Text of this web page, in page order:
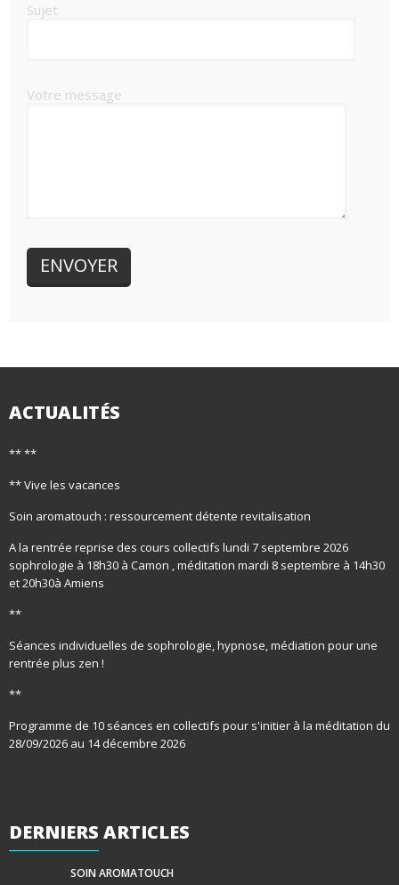
Sujet
Votre message
ACTUALITÉS
** **
** Vive les vacances
Soin aromatouch : ressourcement détente revitalisation
A la rentrée reprise des cours collectifs lundi 7 septembre 2026
sophrologie à 18h30 à Camon , méditation mardi 8 septembre à 14h30
et 20h30à Amiens
**
Séances individuelles de sophrologie, hypnose, médiation pour une
rentrée plus zen !
**
Programme de 10 séances en collectifs pour s'initier à la méditation du
28/09/2026 au 14 décembre 2026
DERNIERS ARTICLES
SOIN AROMATOUCH